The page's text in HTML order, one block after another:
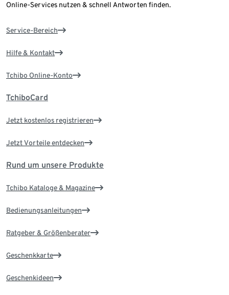
Online-Services nutzen & schnell Antworten finden.
Service-Bereich
Hilfe & Kontakt
Tchibo Online-Konto
TchiboCard
Jetzt kostenlos registrieren
Jetzt Vorteile entdecken
Rund um unsere Produkte
Tchibo Kataloge & Magazine
Bedienungsanleitungen
Ratgeber & Größenberater
Geschenkkarte
Geschenkideen